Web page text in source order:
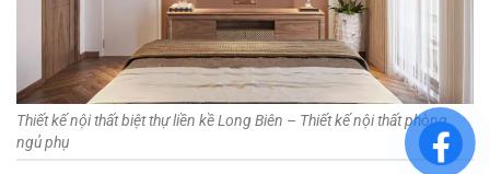
Thiết kế nội thất biệt thự liền kề Long Biên – Thiết kế nội thất phòng
ngủ phụ